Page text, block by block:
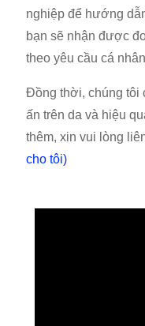
nghiệp để hướng
bạn sẽ nhận được
theo yêu cầu cá
Đồng thời, chúng tôi
ấn trên da và hiệu
thêm, xin vui lòng
cho tôi)